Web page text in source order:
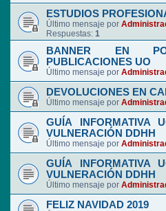
ESTUDIOS
Último mensaje por
Respuestas: 1
BANNER EN
PUBLICACIONES UO
Último mensaje por
DEVOLUCIONES EN
Último mensaje por
GUÍA INFORMATIVA
VULNERACIÓN DDHH
Último mensaje por
GUÍA INFORMATIVA
VULNERACIÓN DDHH
Último mensaje por
FELIZ NAVIDAD 2019